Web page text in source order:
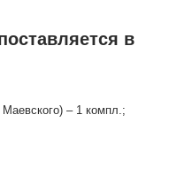
в
– 1 компл.;